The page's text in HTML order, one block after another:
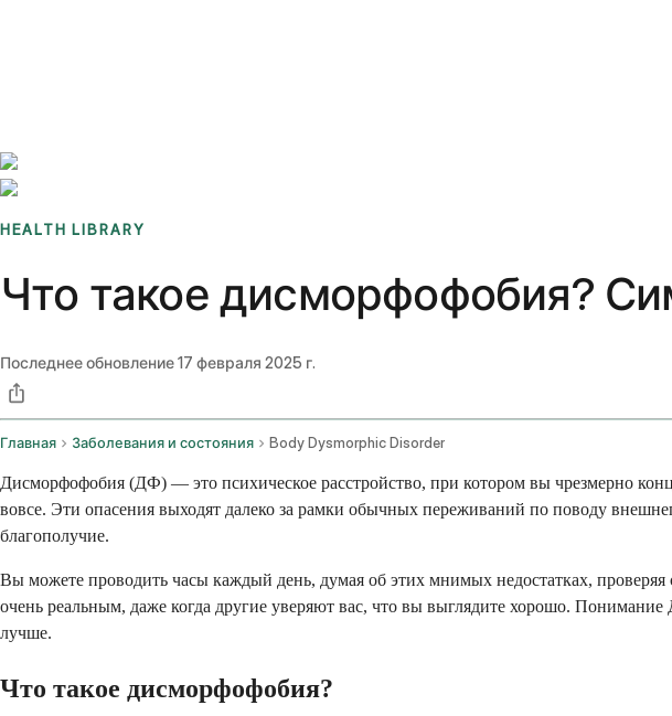
HEALTH LIBRARY
Что такое дисморфофобия?
Последнее обновление17 февраля 2025 г.
Главная Заболевания и состояния Body Dysmorphic Disorder
Дисморфофобия (ДФ) — это психическое расстройство, при котором вы чрезмерно
вовсе. Эти опасения выходят далеко за рамки обычных переживаний по поводу
благополучие.
Вы можете проводить часы каждый день, думая об этих мнимых недостатках,
очень реальным, даже когда другие уверяют вас, что вы выглядите хорошо.
лучше.
Что такое дисморфофобия?